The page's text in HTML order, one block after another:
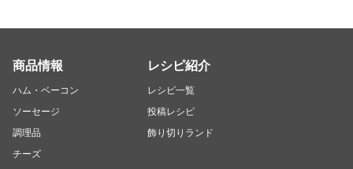
商品情報
ハム・ベーコン
ソーセージ
調理品
チーズ
レシピ紹介
レシピ一覧
投稿レシピ
飾り切りランド